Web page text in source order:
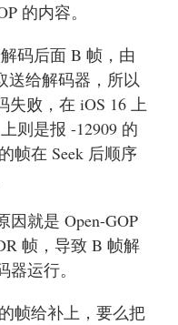
的内容。
码后面 B 帧，由
送给解码器，所以
失败，在 iOS 16 上
则是报 -12909 的
帧在 Seek 后顺序
就是 Open-GOP
帧，导致 B 帧解
运行。
帧给补上，要么把